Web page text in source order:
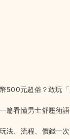
500元超俗？敢玩
篇看懂男士舒壓術
法、流程、價錢一